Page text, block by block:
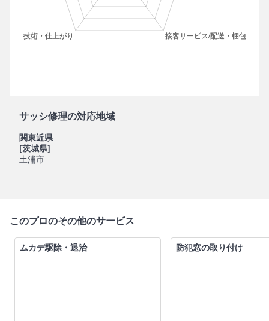
サッシ修理の対応地域
関東近県
[茨城県]
土浦市
このプロのその他のサービス
ムカデ駆除・退治 防犯窓の取り付け